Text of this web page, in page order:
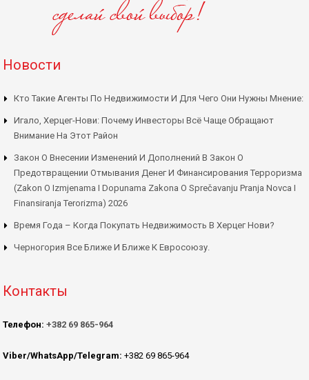
Новости
Кто Такие Агенты По Недвижимости И Для Чего Они Нужны Мнение:
Игало, Херцег-Нови: Почему Инвесторы Всё Чаще Обращают
Внимание На Этот Район
Закон О Внесении Изменений И Дополнений В Закон О
Предотвращении Отмывания Денег И Финансирования Терроризма
(Zakon O Izmjenama I Dopunama Zakona O Sprečavanju Pranja Novca I
Finansiranja Terorizma) 2026
Время Года – Когда Покупать Недвижимость В Херцег Нови?
Черногория Все Ближе И Ближе К Евросоюзу.
Контакты
Телефон: +382 69 865-964
Viber/WhatsApp/Telegram: +382 69 865-964